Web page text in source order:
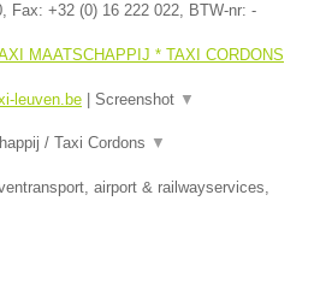
, Fax: +32 (0) 16 222 022, BTW-nr: -
MAATSCHAPPIJ * TAXI CORDONS
leuven.be Screenshot ▼
/ Taxi Cordons ▼
airport & railwayservices,